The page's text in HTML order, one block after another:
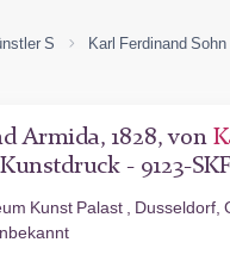
S Karl Ferdinand Sohn
Armida, 1828, von
- 9123-SKF
Kunst Palast , Dusseldorf,